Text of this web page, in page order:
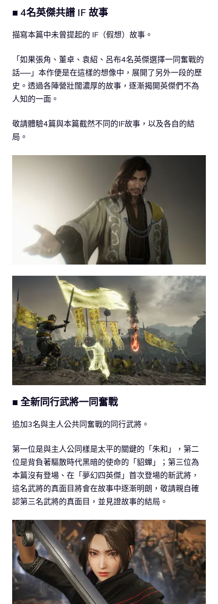
■ 4名英傑共譜 IF 故事
描寫本篇中未曾提起的 IF（假想）故事。
「如果張角、董卓、袁紹、呂布4名英傑選擇一同奮戰的
話──」本作便是在這樣的想像中，展開了另外一段的歷
史。透過各陣營壯闊濃厚的故事，逐漸揭開英傑們不為
人知的一面。
敬請體驗4篇與本篇截然不同的IF故事，以及各自的結
局。
■ 全新同行武將一同奮戰
追加3名與主人公共同奮戰的同行武將。
第一位是與主人公同樣是太平的關鍵的「朱和」，第二
位是背負著驅散時代黑暗的使命的「貂蟬」；第三位為
本篇沒有登場、在「夢幻四英傑」首次登場的新武將，
這名武將的真面目將會在故事中逐漸明朗，敬請親自確
認第三名武將的真面目，並見證故事的結局。